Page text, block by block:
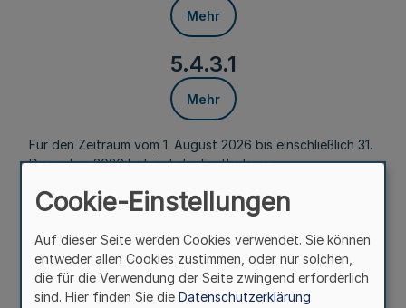
Mehr
5.4.3.1
Mehr
Für den Zeitraum vom 1. August 2026 bis einschließlich 31.
Dezember 2026 beträgt der Festbetrag pro
5.4.3.2
Mehr
Für den Zeitraum vom 1. Januar 2027 bis einschließlich 31.
Cookie-Einstellungen
Auf dieser Seite werden Cookies verwendet. Sie können
entweder allen Cookies zustimmen, oder nur solchen,
die für die Verwendung der Seite zwingend erforderlich
sind. Hier finden Sie die Datenschutzerklärung